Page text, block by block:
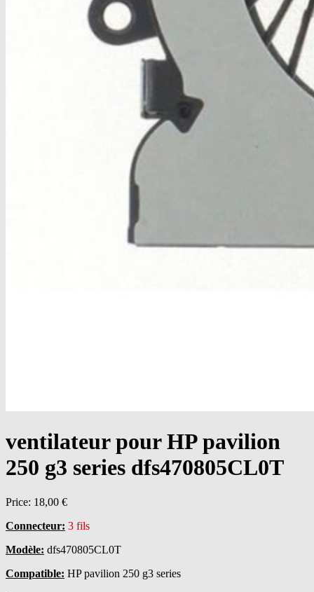
ventilateur pour HP pavilion
250 g3 series dfs470805CL0T
Price: 18,00 €
Connecteur: 3 fils
Modèle: dfs470805CL0T
Compatible: HP pavilion 250 g3 series